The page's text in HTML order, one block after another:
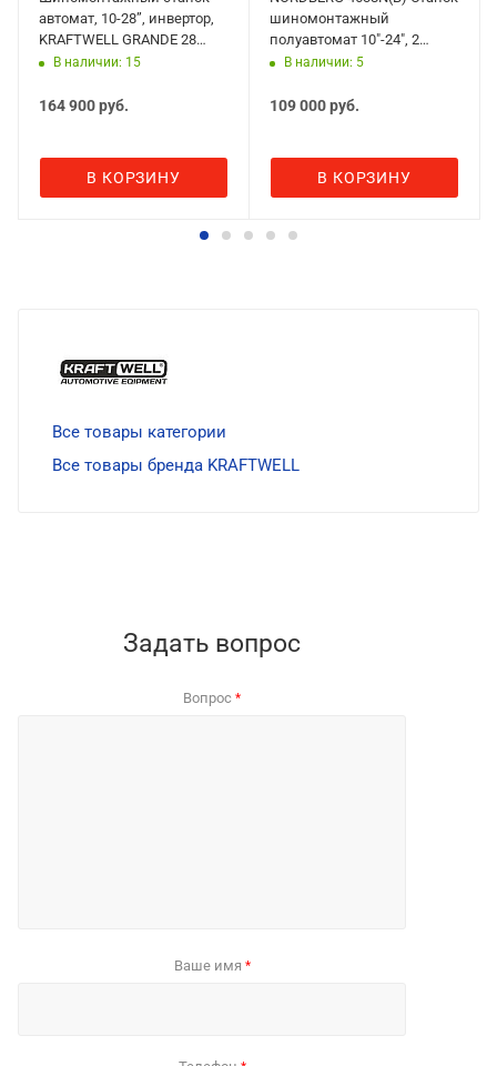
автомат, 10-28”, инвертор,
KRAFTWELL GRANDE 28
(220V)
В наличии: 15
164 900руб.
В КОРЗИНУ
шиномонтажный
полуавтомат 10"-24", 2
скорости, 380V, синий
В наличии: 5
109 000руб.
В КОРЗИНУ
Все товары категории
Все товары бренда KRAFTWELL
Задать вопрос
Вопрос *
Ваше имя *